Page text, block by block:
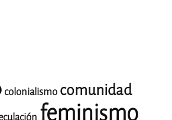
colonialismo comunidad
feminismo